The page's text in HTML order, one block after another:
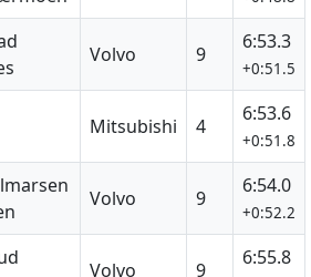
Volvo 9
6:53.3
+0:51.5
Mitsubishi 4
6:53.6
+0:51.8
Volvo 9
6:54.0
+0:52.2
Volvo 9
6:55.8